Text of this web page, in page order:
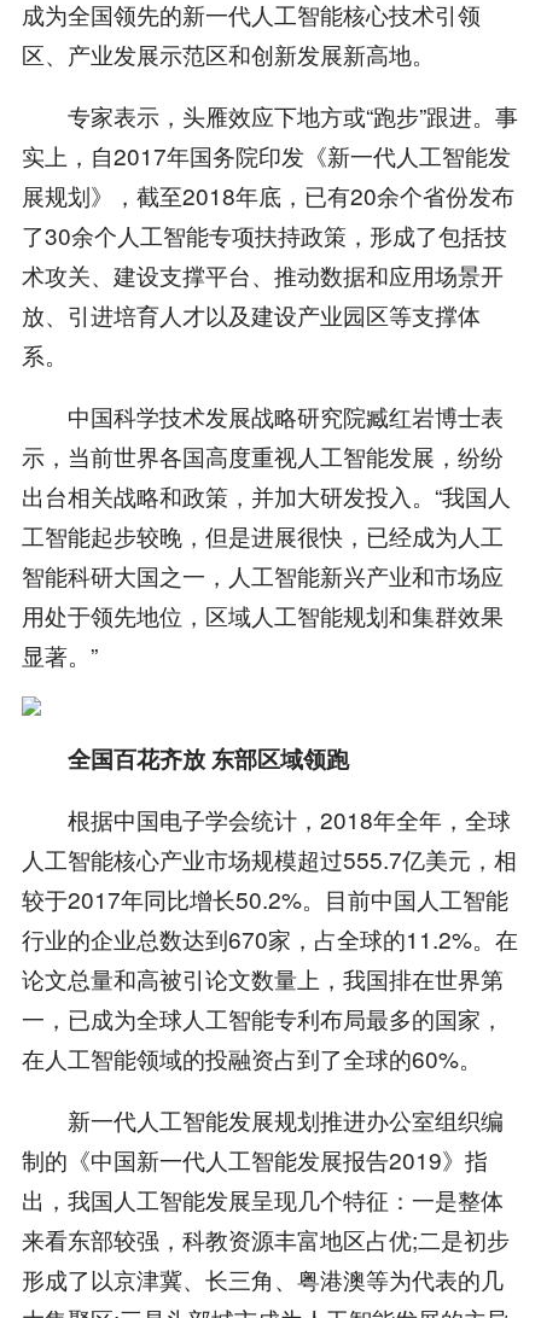
成为全国领先的新一代人工智能核心技术引领
区、产业发展示范区和创新发展新高地。
专家表示，头雁效应下地方或“跑步”跟进。事
实上，自2017年国务院印发《新一代人工智能发
展规划》，截至2018年底，已有20余个省份发布
了30余个人工智能专项扶持政策，形成了包括技
术攻关、建设支撑平台、推动数据和应用场景开
放、引进培育人才以及建设产业园区等支撑体
系。
中国科学技术发展战略研究院臧红岩博士表
示，当前世界各国高度重视人工智能发展，纷纷
出台相关战略和政策，并加大研发投入。“我国人
工智能起步较晚，但是进展很快，已经成为人工
智能科研大国之一，人工智能新兴产业和市场应
用处于领先地位，区域人工智能规划和集群效果
显著。”
全国百花齐放 东部区域领跑
根据中国电子学会统计，2018年全年，全球
人工智能核心产业市场规模超过555.7亿美元，相
较于2017年同比增长50.2%。目前中国人工智能
行业的企业总数达到670家，占全球的11.2%。在
论文总量和高被引论文数量上，我国排在世界第
一，已成为全球人工智能专利布局最多的国家，
在人工智能领域的投融资占到了全球的60%。
新一代人工智能发展规划推进办公室组织编
制的《中国新一代人工智能发展报告2019》指
出，我国人工智能发展呈现几个特征：一是整体
来看东部较强，科教资源丰富地区占优;二是初步
形成了以京津冀、长三角、粤港澳等为代表的几